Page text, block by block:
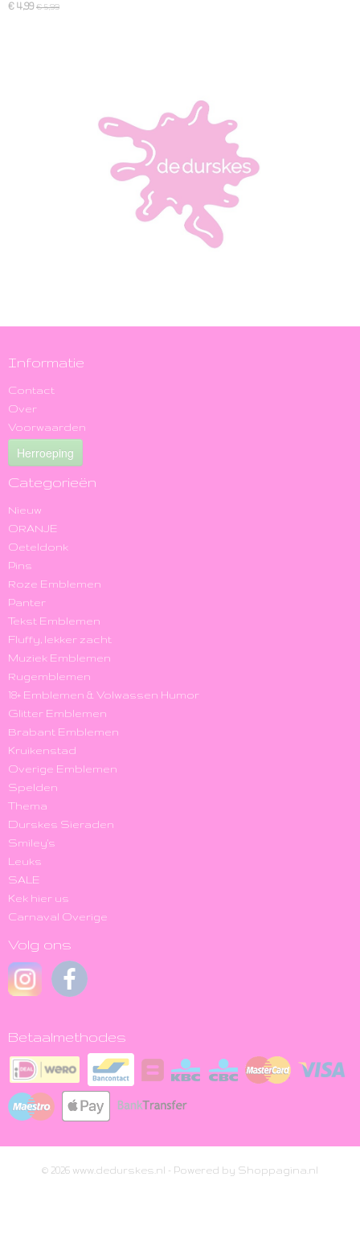
€ 4,99 € 5,99
Informatie
Contact
Over
Voorwaarden
Herroeping
Categorieën
Nieuw
ORANJE
Oeteldonk
Pins
Roze Emblemen
Panter
Tekst Emblemen
Fluffy, lekker zacht
Muziek Emblemen
Rugemblemen
18+ Emblemen & Volwassen Humor
Glitter Emblemen
Brabant Emblemen
Kruikenstad
Overige Emblemen
Spelden
Thema
Durskes Sieraden
Smiley's
Leuks
SALE
Kek hier us
Carnaval Overige
Volg ons
Betaalmethodes
© 2026 www.dedurskes.nl - Powered by Shoppagina.nl